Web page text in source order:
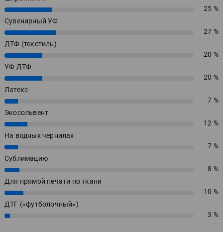
25%
25 %
Сувенирный УФ
27%
27 %
ДТФ (текстиль)
20%
20 %
УФ ДТФ
20%
20 %
Латекс
7%
7 %
Экосольвент
12%
12 %
На водных чернилах
7%
7 %
Сублимацию
8%
8 %
Для прямой печати по ткани
10%
10 %
ДТГ («футболочный»)
3% 3 %